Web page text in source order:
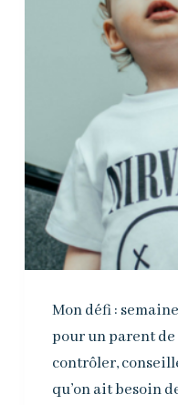
Mon défi :
pour un parent
contrôler,
qu’on ait besoin